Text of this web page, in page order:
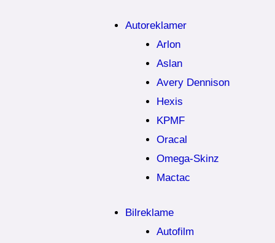
Autoreklamer
Arlon
Aslan
Avery Dennison
Hexis
KPMF
Oracal
Omega-Skinz
Mactac
Bilreklame
Autofilm